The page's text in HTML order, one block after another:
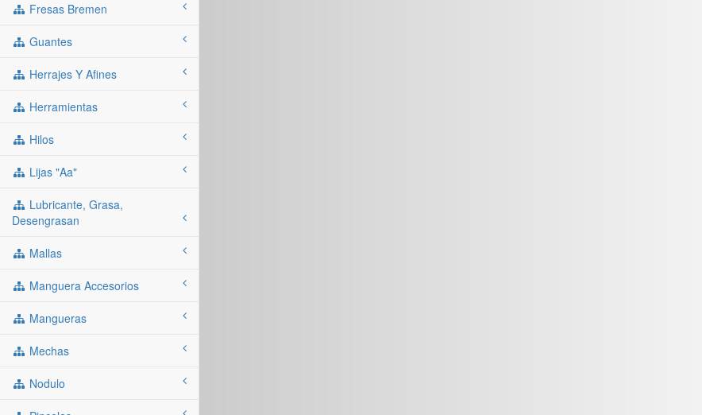
Fresas Bremen
Guantes
Herrajes Y Afines
Herramientas
Hilos
Lijas "aa"
Lubricante, Grasa,
Desengrasan
Mallas
Manguera Accesorios
Mangueras
Mechas
Nodulo